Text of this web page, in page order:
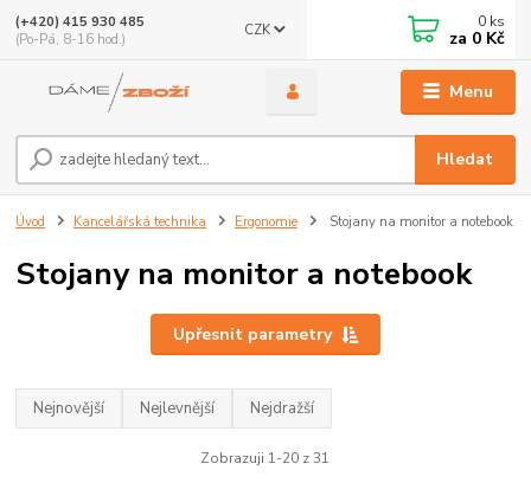
Menu
CZK
Hledat
(+420) 415 930 485
(Po-Pá, 8-16 hod.)
0 ks
za 0 Kč
Úvod Kancelářská technika Ergonomie Stojany na monitor a notebook
Stojany na monitor a notebook
Upřesnit parametry
Nejnovější Nejlevnější Nejdražší
Zobrazuji 1-20 z 31